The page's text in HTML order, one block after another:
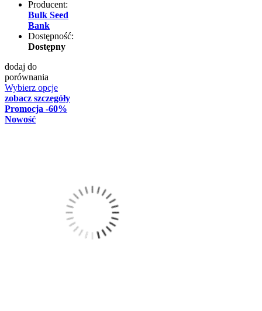
Producent:
Bulk Seed
Bank
Dostępność:
Dostępny
dodaj do
porównania
Wybierz opcje
zobacz szczegóły
Promocja -60%
Nowość